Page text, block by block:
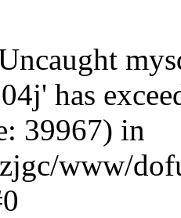
has
39967) in
www/